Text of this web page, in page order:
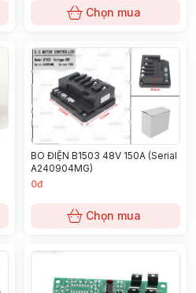
Chọn mua
BO ĐIỆN B1503 48V 150A (Serial
A240904MG)
0đ
Chọn mua